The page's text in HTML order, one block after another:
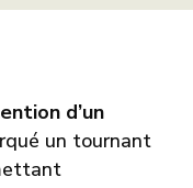
d’un
un tournant